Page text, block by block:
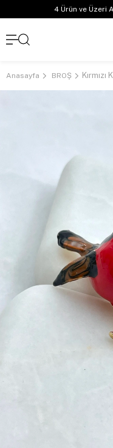
4 Ürün ve Üzeri
Anasayfa BROŞ